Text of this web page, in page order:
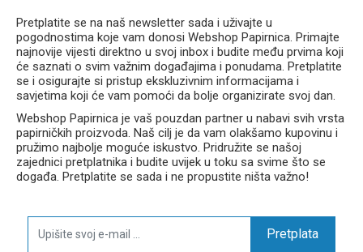
Pretplatite se na naš newsletter sada i uživajte u
pogodnostima koje vam donosi Webshop Papirnica. Primajte
najnovije vijesti direktno u svoj inbox i budite među prvima koji
će saznati o svim važnim događajima i ponudama. Pretplatite
se i osigurajte si pristup ekskluzivnim informacijama i
savjetima koji će vam pomoći da bolje organizirate svoj dan.
Webshop Papirnica je vaš pouzdan partner u nabavi svih vrsta
papirničkih proizvoda. Naš cilj je da vam olakšamo kupovinu i
pružimo najbolje moguće iskustvo. Pridružite se našoj
zajednici pretplatnika i budite uvijek u toku sa svime što se
događa. Pretplatite se sada i ne propustite ništa važno!
Pretplata